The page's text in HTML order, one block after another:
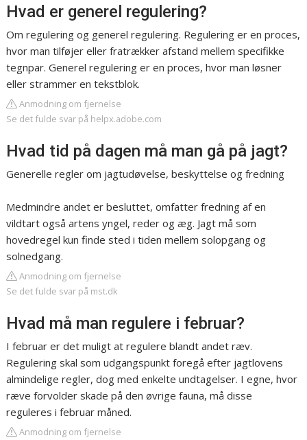
Hvad er generel regulering?
Om regulering og generel regulering. Regulering er en proces,
hvor man tilføjer eller fratrækker afstand mellem specifikke
tegnpar. Generel regulering er en proces, hvor man løsner
eller strammer en tekstblok.
Anmodning om fjernelse
Se det fulde svar på helpx.adobe.com
Hvad tid på dagen må man gå på jagt?
Generelle regler om jagtudøvelse, beskyttelse og fredning
Medmindre andet er besluttet, omfatter fredning af en
vildtart også artens yngel, reder og æg. Jagt må som
hovedregel kun finde sted i tiden mellem solopgang og
solnedgang.
Anmodning om fjernelse
Se det fulde svar på mst.dk
Hvad må man regulere i februar?
I februar er det muligt at regulere blandt andet ræv.
Regulering skal som udgangspunkt foregå efter jagtlovens
almindelige regler, dog med enkelte undtagelser. I egne, hvor
ræve forvolder skade på den øvrige fauna, må disse
reguleres i februar måned.
Anmodning om fjernelse